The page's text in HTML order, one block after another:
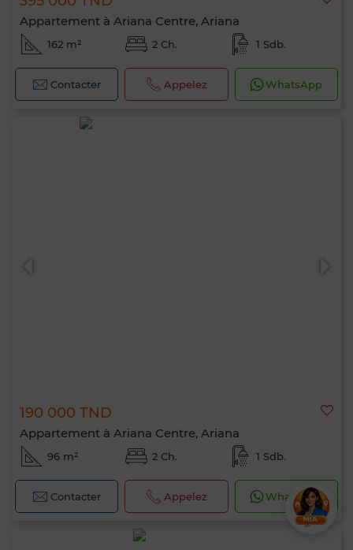
Appartement à Ariana Centre, Ariana
162 m² 2 Ch. 1 Sdb.
Contacter Appelez WhatsApp
190 000 TND
Appartement à Ariana Centre, Ariana
96 m² 2 Ch. 1 Sdb.
Contacter Appelez WhatsApp